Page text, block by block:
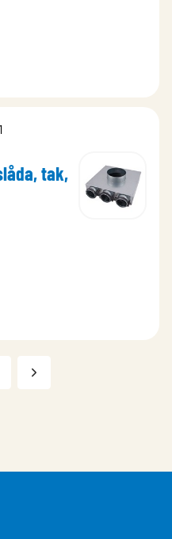
tak,